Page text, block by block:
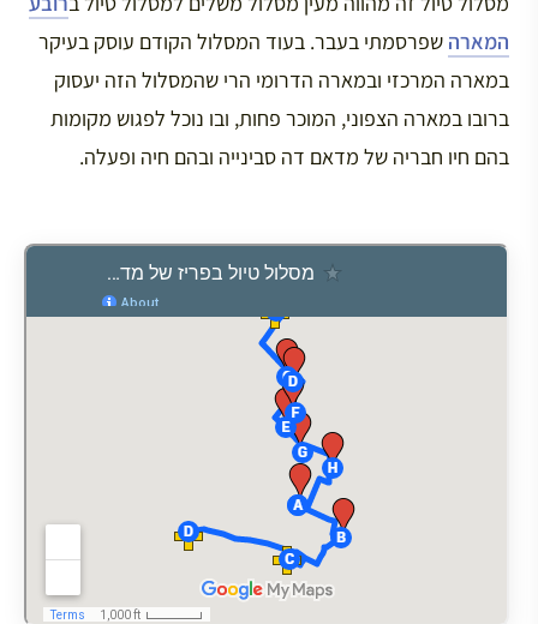
המארה שפרסמתי בעבר. בעוד המסלול הקודם עוסק בעיקר
במארה המרכזי ובמארה הדרומי הרי שהמסלול הזה יעסוק
ברובו במארה הצפוני, המוכר פחות, ובו נוכל לפגוש מקומות
בהם חיו חבריה של מדאם דה סבינייה ובהם חיה ופעלה.